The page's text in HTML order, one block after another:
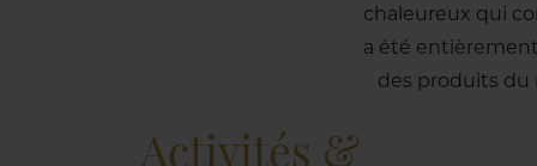
chaleureux qui
a été
des produits du
Activités &